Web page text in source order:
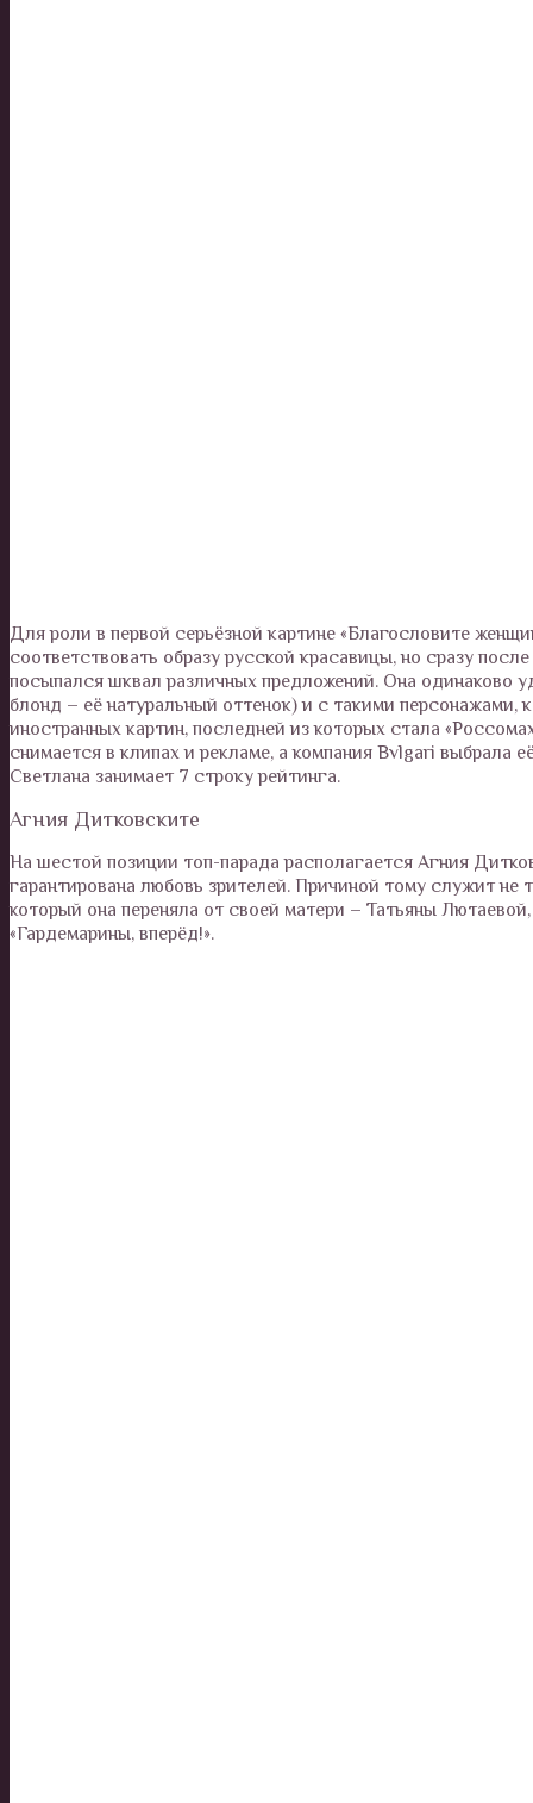
Для роли в первой серьёзной картине «Благословите
соответствовать образу русской красавицы, но сразу
посыпался шквал различных предложений. Она одинаково
блонд – её натуральный оттенок) и с такими
иностранных картин, последней из которых стала
снимается в клипах и рекламе, а компания Bvlgari выбрала
Светлана занимает 7 строку рейтинга.
Агния Дитковските
На шестой позиции топ-парада располагается Агния
гарантирована любовь зрителей. Причиной тому служит не
который она переняла от своей матери – Татьяны
«Гардемарины, вперёд!».